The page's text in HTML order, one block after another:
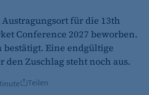
für die 13th
Conference 2027 beworben.
Eine endgültige
den Zuschlag steht noch aus.
Teilen